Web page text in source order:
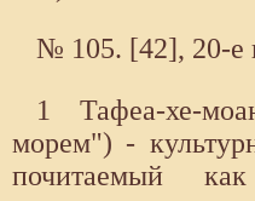
№ 105. [42], 20-е
1 Тафеа-хе-
морем") -
почитаемый